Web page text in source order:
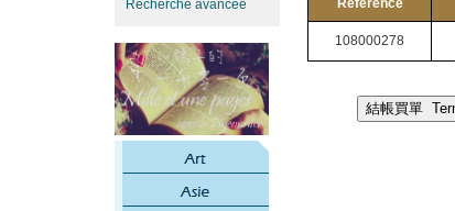
Recherche avancée
Référence
108000278